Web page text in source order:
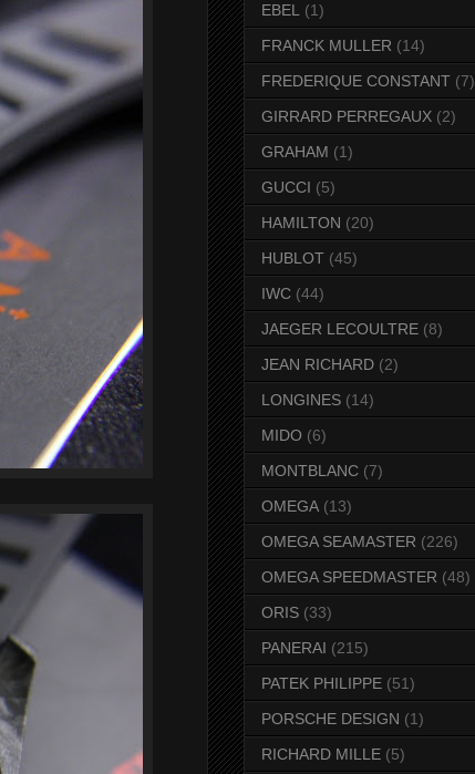
EBEL
(1)
FRANCK MULLER (14)
FREDERIQUE CONSTANT (7)
GIRRARD PERREGAUX (2)
GRAHAM (1)
GUCCI (5)
HAMILTON (20)
HUBLOT (45)
IWC (44)
JAEGER LECOULTRE (8)
JEAN RICHARD (2)
LONGINES (14)
MIDO (6)
MONTBLANC (7)
OMEGA (13)
OMEGA SEAMASTER (226)
OMEGA SPEEDMASTER (48)
ORIS (33)
PANERAI (215)
PATEK PHILIPPE (51)
PORSCHE DESIGN (1)
RICHARD MILLE (5)